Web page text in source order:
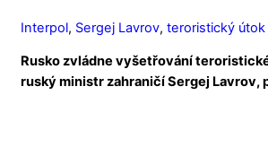
Interpol, Sergej Lavrov, teroristický
Rusko zvládne vyšetřování
ruský ministr zahraničí Sergej Lavrov,